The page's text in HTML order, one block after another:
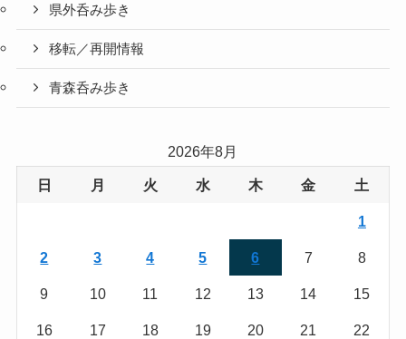
県外呑み歩き
移転／再開情報
青森呑み歩き
2026年8月
日 月 火 水 木 金 土
1
2 3 4 5 6 7 8
9 10 11 12 13 14 15
16 17 18 19 20 21 22